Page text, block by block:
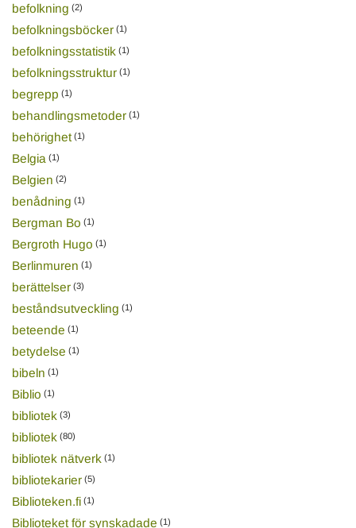
befolkning (2)
befolkningsböcker(1)
befolkningsstatistik (1)
befolkningsstruktur(1)
begrepp (1)
behandlingsmetoder(1)
behörighet(1)
Belgia (1)
Belgien (2)
benådning (1)
Bergman Bo (1)
Bergroth Hugo (1)
Berlinmuren (1)
berättelser(3)
beståndsutveckling (1)
beteende (1)
betydelse (1)
bibeln (1)
Biblio (1)
bibliotek (3)
bibliotek (80)
bibliotek nätverk (1)
bibliotekarier(5)
Biblioteken.fi(1)
Biblioteket för synskadade (1)